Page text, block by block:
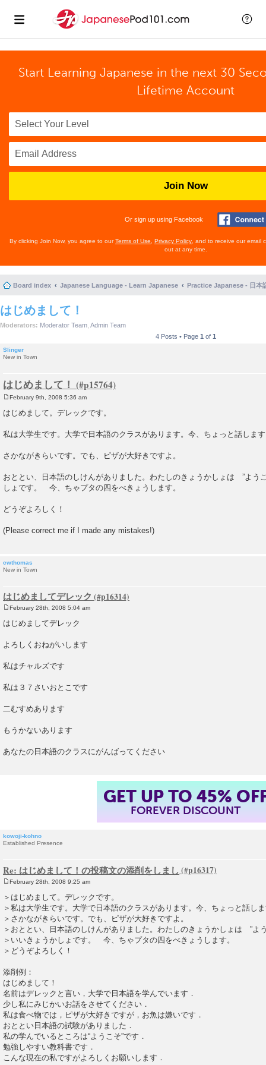
Start Learning Japanese in the next 30
Lifetime Account
Join Now
Or sign up using Facebook
By clicking Join Now, you agree to ourTerms of Use Privacy Policy , and to receive our email
out at any time.
Board index Japanese Language - Learn Japanese Practice Japanese - 日本
はじめまして！
Moderators: Moderator Team Admin Team
4 Posts • Page 1 of 1
Slinger
New in Town
はじめまして！
o
s
February 9th, 2008 5:36 am
はじめまして。デレックです。
私は大学生です。大学で日本語のクラスがあります。今、ちょっと話しま
さかながきらいです。でも、ピザが大好きですよ。
おととい、日本語のしけんがありました。わたしのきょうかしょは ”よ
しょです。 今、ちゃプタの四をべきょうします。
どうぞよろしく！
(Please correct me if I made any mistakes!)
cwthomas
New in Town
はじめましてデレック
o
s
February 28th, 2008 5:04 am
はじめましてデレック
よろしくおねがいします
私はチャルズです
私は３７さいおとこです
二むすめあります
もうかないあります
あなたの日本語のクラスにがんばってください
GET UP TO 45%
FOREVER DISCOUNT
kowoji-kohno
Established Presence
Re: はじめまして！の投稿文の添削をしまし
o
s
t
February 28th, 2008 9:25 am
＞はじめまして。デレックです。
＞私は大学生です。大学で日本語のクラスがあります。今、ちょっと話し
＞さかながきらいです。でも、ピザが大好きですよ。
＞おととい、日本語のしけんがありました。わたしのきょうかしょは ”よ
＞いいきょうかしょです。 今、ちゃプタの四をべきょうします。
＞どうぞよろしく！
添削例：
はじめまして！
名前はデレックと言い，大学で日本語を学んでいます．
少し私にみじかいお話をさせてください．
私は食べ物では，ピザが大好きですが，お魚は嫌いです．
おととい日本語の試験がありました．
私の学んでいるところは“ようこそ”です．
勉強しやすい教科書です．
こんな現在の私ですがよろしくお願いします．